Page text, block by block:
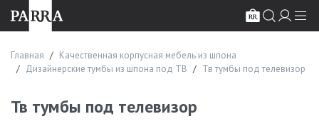
Главная
Качественная корпусная мебель из шпона
Дизайнерские тумбы из шпона под ТВ
Тв тумбы под телевизор
Тв тумбы под телевизор